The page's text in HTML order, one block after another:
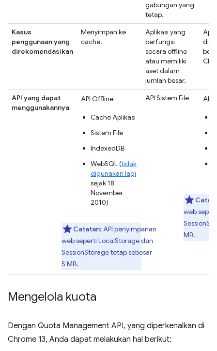
gabungan yang
tetap.
Kasus
penggunaan yang
direkomendasikan
Menyimpan ke
cache.
Aplikasi yang
berfungsi
secara offline
atau memiliki
aset dalam
jumlah besar.
API yang dapat
menggunakannya
API Offline
Cache Aplikasi
Sistem File
IndexedDB
WebSQL (tidak
digunakan lagi
sejak 18
November
2010)
Catatan: API penyimpanan
web seperti LocalStorage dan
SessionStorage tetap sebesar
5 MB.
API Sistem File API
web
MB.
Mengelola kuota
Dengan Quota Management API, yang diperkenalkan di
Chrome 13, Anda dapat melakukan hal berikut: